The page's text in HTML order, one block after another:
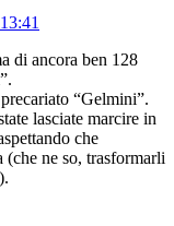
di ancora ben 128
“Gelmini”.
lasciate marcire in
che
(che ne so, trasformarli